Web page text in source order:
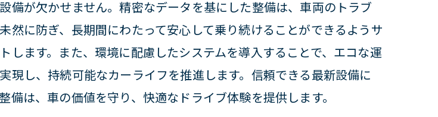
テップ
している理由
タースの取り組み
モータースのプロの技術にお任せ
備が欠かせません。精密なデータを基にした整備は、車両のトラブ
然に防ぎ、長期間にわたって安心して乗り続けることができるようサ
します。また、環境に配慮したシステムを導入することで、エコな運
現し、持続可能なカーライフを推進します。信頼できる最新設備に
備は、車の価値を守り、快適なドライブ体験を提供します。